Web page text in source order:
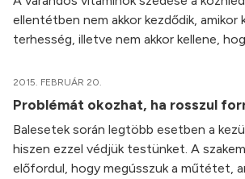
ellentétben nem akkor kezdődik, amikor
terhesség, illetve nem akkor kellene,
2015. FEBRUÁR 20.
Problémát okozhat, ha rosszul
Balesetek során legtöbb esetben a
hiszen ezzel védjük testünket. A
előfordul, hogy megússzuk a műtétet,